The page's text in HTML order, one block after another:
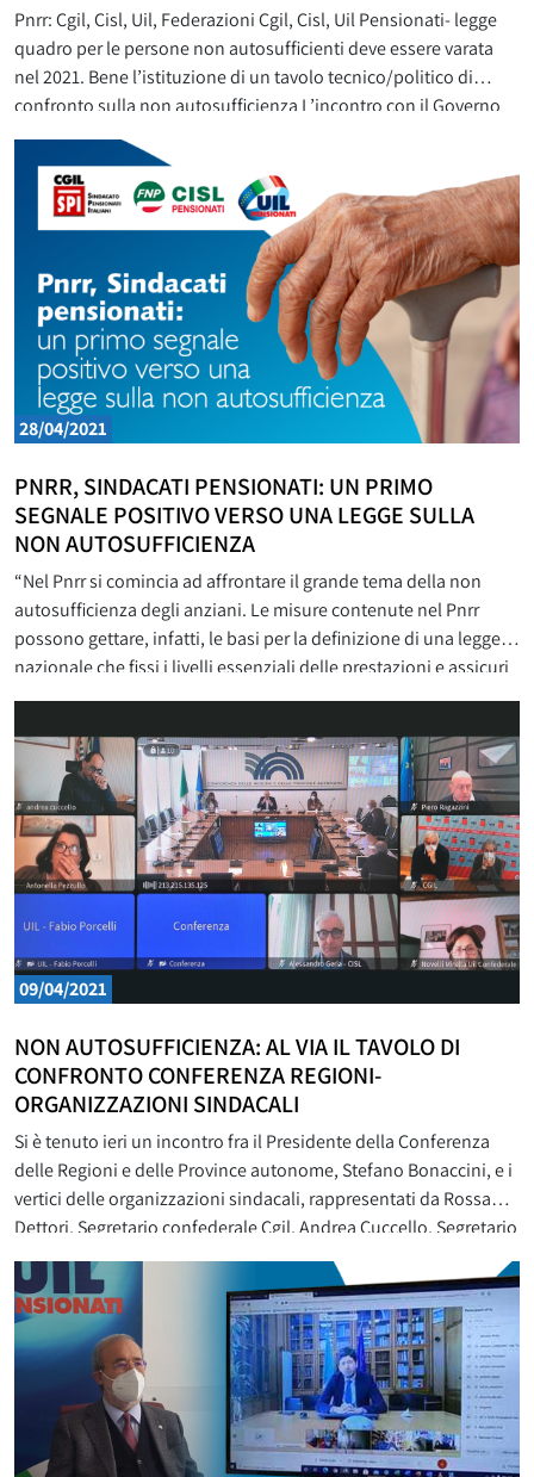
Pnrr: Cgil, Cisl, Uil, Federazioni Cgil, Cisl, Uil Pensionati- legge
quadro per le persone non autosufficienti deve essere varata
nel 2021. Bene l’istituzione di un tavolo tecnico/politico di
confronto sulla non autosufficienza L’incontro con il Governo
sull’esigenza di varare una legge quadro sulla non
autosufficienza è stato positivo. Lo dichiarano in una nota
congiunta i
28/04/2021
PNRR, SINDACATI PENSIONATI: UN PRIMO
SEGNALE POSITIVO VERSO UNA LEGGE SULLA
NON AUTOSUFFICIENZA
“Nel Pnrr si comincia ad affrontare il grande tema della non
autosufficienza degli anziani. Le misure contenute nel Pnrr
possono gettare, infatti, le basi per la definizione di una legge
nazionale che fissi i livelli essenziali delle prestazioni e assicuri
servizi e sostegni adeguati e uniformi su tutto il territorio
09/04/2021
NON AUTOSUFFICIENZA: AL VIA IL TAVOLO DI
CONFRONTO CONFERENZA REGIONI-
ORGANIZZAZIONI SINDACALI
Si è tenuto ieri un incontro fra il Presidente della Conferenza
delle Regioni e delle Province autonome, Stefano Bonaccini, e i
vertici delle organizzazioni sindacali, rappresentati da Rossana
Dettori, Segretario confederale Cgil, Andrea Cuccello, Segretario
confederale Cisl, Domenico Proietti, Segretario confederale Uil,
e le rispettive federazioni dei pensionati: Antonella Pezzullo,
Segretaria nazionale Spi, Piero Ragazzini, Segretario generale
Fnp, Carmelo Barbagallo,